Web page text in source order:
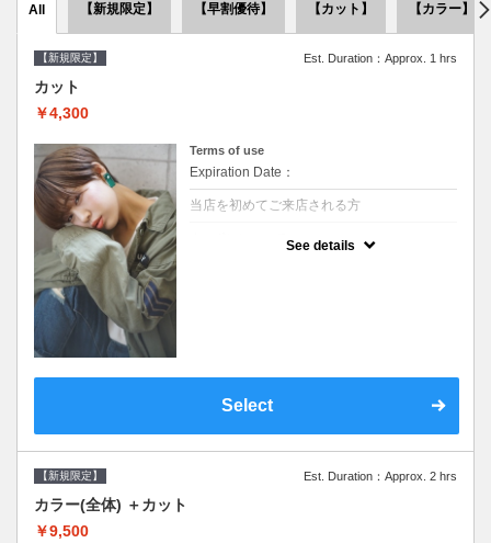
All 【新規限定】 【早割優待】 【カット】 【カラー】
【新規限定】 Est. Duration：Approx. 1 hrs
カット
￥4,300
Terms of use
Expiration Date：
当店を初めてご来店される方
See details
Select
【新規限定】 Est. Duration：Approx. 2 hrs
カラー(全体) ＋カット
￥9,500